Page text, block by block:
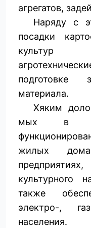
агрегатов,
Наряду с
посадки
культур
подготовке
материала.
Хяким
мых в
жилых
культурного
также
электро-,
населения.